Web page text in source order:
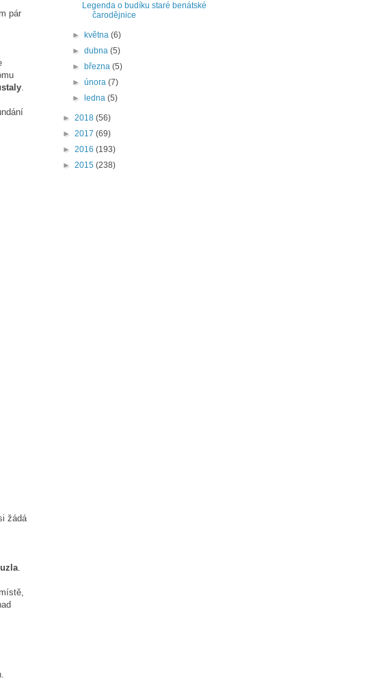
pár
.
žádá
.
Legenda o budíku staré benátské
čarodějnice
► května (6)
► dubna (5)
► března (5)
► února (7)
►
ledna (5)
► 2018 (56)
► 2017 (69)
► 2016 (193)
► 2015 (238)